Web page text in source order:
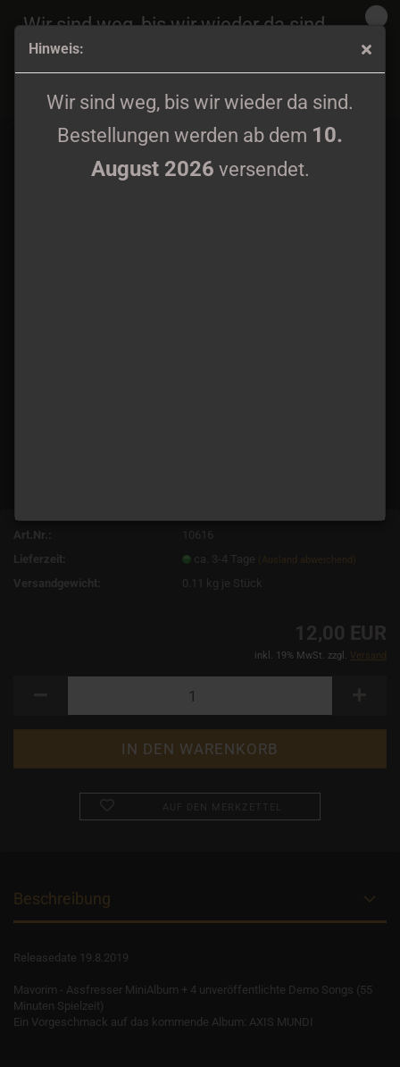
Hinweis:
Wir sind weg, bis wir wieder da sind.
Bestellungen werden ab dem 10.
August 2026 versendet.
Wir sind weg, bis wir wieder da sind.
Bestellungen werden ab dem
August 2026
versendet.
Art.Nr.:
10616
Lieferzeit:
ca. 3-4 Tage (Ausland abweichend)
Versandgewicht: 0.11 kg je Stück
12,00 EUR
inkl. 19% MwSt. zzgl. Versand
Beschreibung
Releasedate 19.8.2019
Mavorim - Assfresser MiniAlbum + 4 unveröffentlichte Demo Songs (55
Minuten Spielzeit)
Ein Vorgeschmack auf das kommende Album: AXIS MUNDI